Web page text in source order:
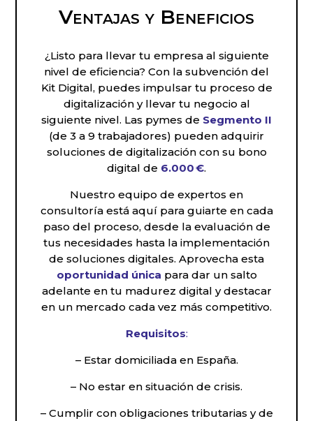
Ventajas y Beneficios
¿Listo para llevar tu empresa al siguiente
nivel de eficiencia? Con la subvención del
Kit Digital, puedes impulsar tu proceso de
digitalización y llevar tu negocio al
siguiente nivel. Las pymes de Segmento II
(de 3 a 9 trabajadores) pueden adquirir
soluciones de digitalización con su bono
digital de 6.000 €.
Nuestro equipo de expertos en
consultoría está aquí para guiarte en cada
paso del proceso, desde la evaluación de
tus necesidades hasta la implementación
de soluciones digitales. Aprovecha esta
oportunidad única para dar un salto
adelante en tu madurez digital y destacar
en un mercado cada vez más competitivo.
Requisitos:
– Estar domiciliada en España.
– No estar en situación de crisis.
– Cumplir con obligaciones tributarias y de